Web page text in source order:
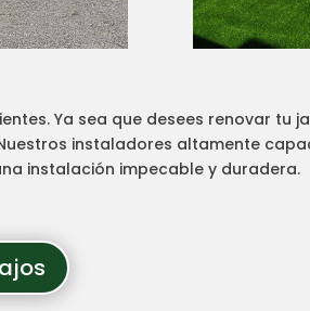
Ya sea que desees renovar tu
instaladores altamente
instalación impecable y duradera.